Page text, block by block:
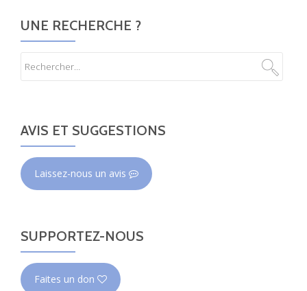
UNE RECHERCHE ?
AVIS ET SUGGESTIONS
Laissez-nous un avis
SUPPORTEZ-NOUS
Faites un don